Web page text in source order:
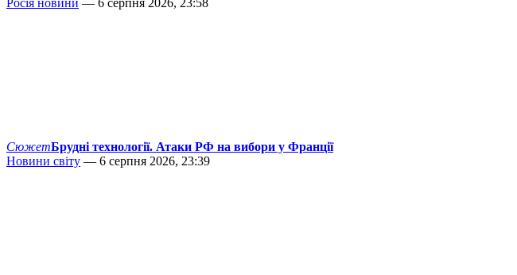
Росія новини — 6 серпня 2026, 23:58
СюжетБрудні технології. Атаки РФ на вибори у Франції
Новини світу — 6 серпня 2026, 23:39